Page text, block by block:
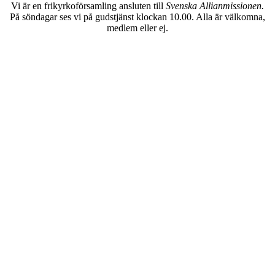
Vi är en frikyrkoförsamling ansluten till Svenska Allianmissionen.
På söndagar ses vi på gudstjänst klockan 10.00. Alla är välkomna,
medlem eller ej.